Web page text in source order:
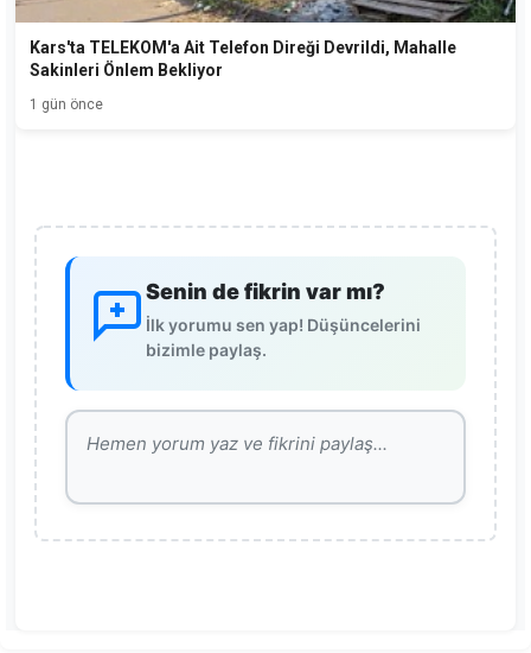
Kars'ta TELEKOM'a Ait Telefon Direği Devrildi, Mahalle
Sakinleri Önlem Bekliyor
1 gün önce
Senin de fikrin var mı?
İlk yorumu sen yap! Düşüncelerini
bizimle paylaş.